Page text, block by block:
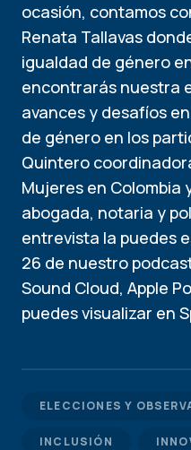
ocasión, contamos
Renata Tallavas
igualdad de género
encontrarás nuestra
avances y desafíos
de género en los
Quintero
Mujeres en Colombia
abogada, notaria y
entrevista la puedes
26 de nuestro
Sound Cloud, Apple
puedes visualizar en
ELECCIONES Y
INCLUSIÓN